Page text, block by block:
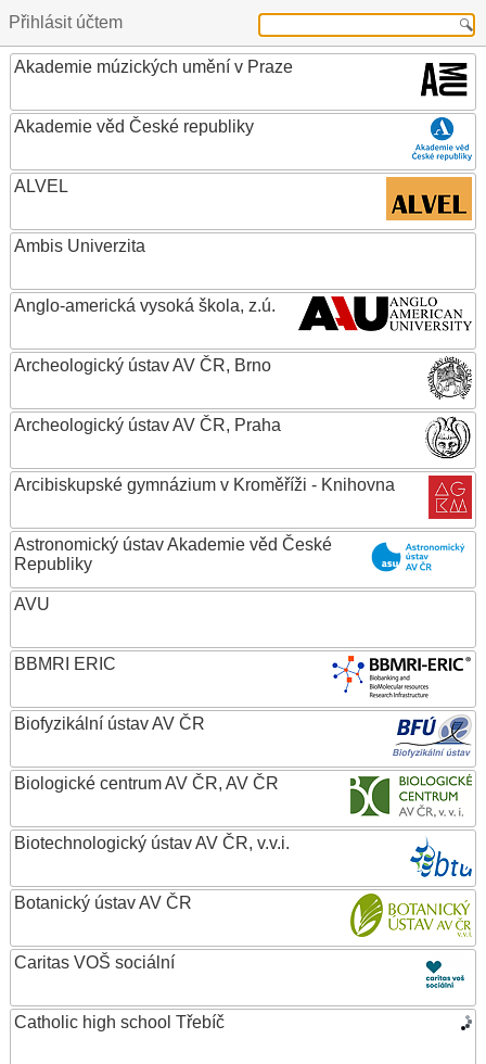
Přihlásit účtem
Akademie múzických umění v Praze
Akademie věd České republiky
ALVEL
Ambis Univerzita
Anglo-americká vysoká škola, z.ú.
Archeologický ústav AV ČR, Brno
Archeologický ústav AV ČR, Praha
Arcibiskupské gymnázium v Kroměříži - Knihovna
Astronomický ústav Akademie věd České
Republiky
AVU
BBMRI ERIC
Biofyzikální ústav AV ČR
Biologické centrum AV ČR, AV ČR
Biotechnologický ústav AV ČR, v.v.i.
Botanický ústav AV ČR
Caritas VOŠ sociální
Catholic high school Třebíč